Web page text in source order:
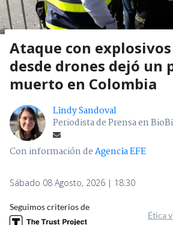
Ataque con
desde drones dejó un
muerto en Colombia
Lindy Sandoval
Periodista de Prensa en
Con información deAgencia EFE
Sábado 08 Agosto, 2026 | 18:30
Seguimos criterios de
Ética